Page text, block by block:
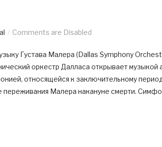
Comments are Disabled
Густава Малера (Dallas Symphony
оркестр Далласа открывает музыкой
относящейся к заключительному
Малера накануне смерти.